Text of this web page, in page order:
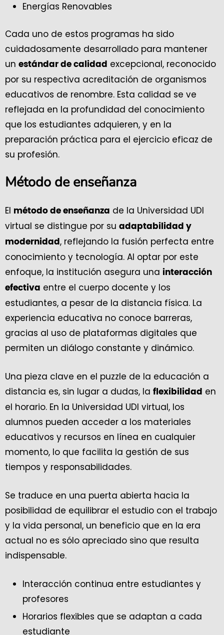
Energías Renovables
Cada uno de estos programas ha sido
cuidadosamente desarrollado para mantener
un estándar de calidad excepcional, reconocido
por su respectiva acreditación de organismos
educativos de renombre. Esta calidad se ve
reflejada en la profundidad del conocimiento
que los estudiantes adquieren, y en la
preparación práctica para el ejercicio eficaz de
su profesión.
Método de enseñanza
El método de enseñanza de la Universidad UDI
virtual se distingue por su adaptabilidad y
modernidad , reflejando la fusión perfecta entre
conocimiento y tecnología. Al optar por este
enfoque, la institución asegura una interacción
efectiva entre el cuerpo docente y los
estudiantes, a pesar de la distancia física. La
experiencia educativa no conoce barreras,
gracias al uso de plataformas digitales que
permiten un diálogo constante y dinámico.
Una pieza clave en el puzzle de la educación a
distancia es, sin lugar a dudas, la flexibilidad en
el horario. En la Universidad UDI virtual, los
alumnos pueden acceder a los materiales
educativos y recursos en línea en cualquier
momento, lo que facilita la gestión de sus
tiempos y responsabilidades.
Se traduce en una puerta abierta hacia la
posibilidad de equilibrar el estudio con el trabajo
y la vida personal, un beneficio que en la era
actual no es sólo apreciado sino que resulta
indispensable.
Interacción continua entre estudiantes y
profesores
Horarios flexibles que se adaptan a cada
estudiante